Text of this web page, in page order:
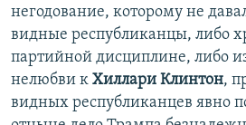
негодование, которому не
видные республиканцы, либо
партийной дисциплине, либо
нелюбви к Хиллари Клинтон,
видных республиканцев явно